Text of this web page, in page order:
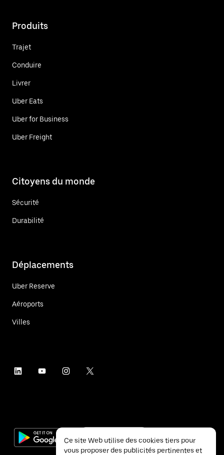
Produits
Trajet
Conduire
Livrer
Uber Eats
Uber for Business
Uber Freight
Citoyens du monde
Sécurité
Durabilité
Déplacements
Uber Reserve
Aéroports
Villes
Ce site Web utilise des cookies tiers pour
vous proposer des publicités pertinentes et